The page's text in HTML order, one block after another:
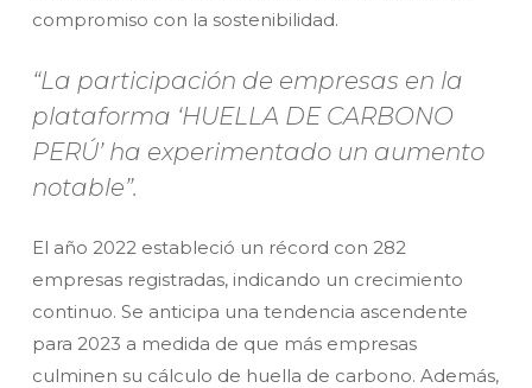
compromiso con la sostenibilidad.
“La participación de empresas en la
plataforma ‘HUELLA DE CARBONO
PERÚ’ ha experimentado un aumento
notable”.
El año 2022 estableció un récord con 282
empresas registradas, indicando un crecimiento
continuo. Se anticipa una tendencia ascendente
para 2023 a medida de que más empresas
culminen su cálculo de huella de carbono. Además,